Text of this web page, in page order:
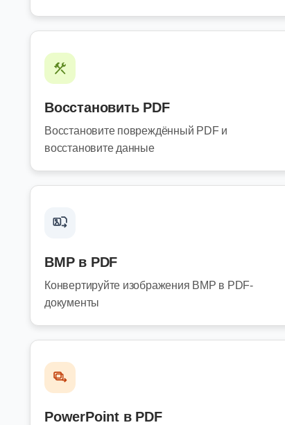
Восстановить PDF
Восстановите повреждённый PDF и
восстановите данные
BMP в PDF
Конвертируйте изображения BMP в PDF-
документы
PowerPoint в PDF